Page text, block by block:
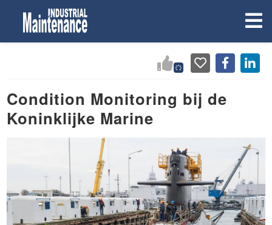
Condition Monitoring bij de
Koninklijke Marine